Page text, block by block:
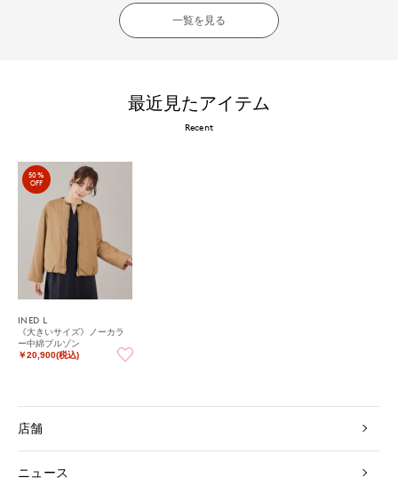
一覧を見る
最近見たアイテム
Recent
50%
OFF
INED L
《大きいサイズ》ノーカラ
ー中綿ブルゾン
￥20,900(税込)
店舗
ニュース